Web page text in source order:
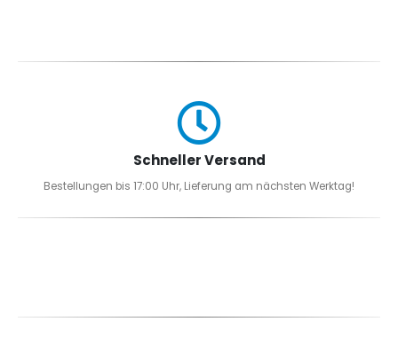
Schneller Versand
Bestellungen bis 17:00 Uhr, Lieferung am nächsten Werktag!